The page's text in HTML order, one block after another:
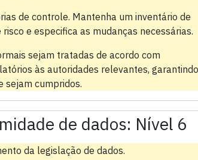
de controle. Mantenha um inventário de
e especifica as mudanças necessárias.
sejam tratadas de acordo com
às autoridades relevantes, garantindo
sejam cumpridos.
de dados: Nível 6
da legislação de dados.